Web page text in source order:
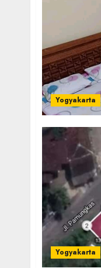
Yogyakarta
Yogyakarta